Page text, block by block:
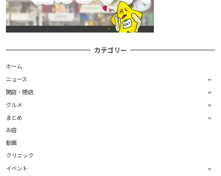
カテゴリー
ホーム
ニュース
開店・閉店
グルメ
まとめ
お店
動画
クリニック
イベント